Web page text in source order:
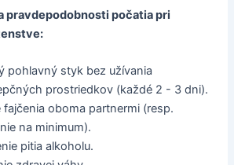
pravdepodobnosti počatia pri
pohlavný styk bez užívania
prostriedkov (každé 2 - 3 dni).
fajčenia oboma partnermi (resp.
na minimum).
pitia alkoholu.